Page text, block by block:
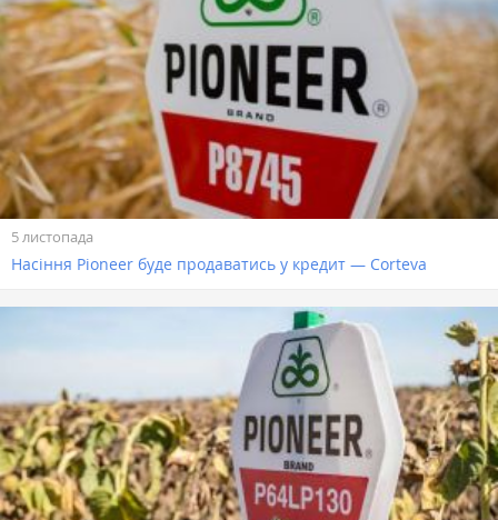
5 листопада
Насіння Pioneer буде продаватись у кредит — Corteva